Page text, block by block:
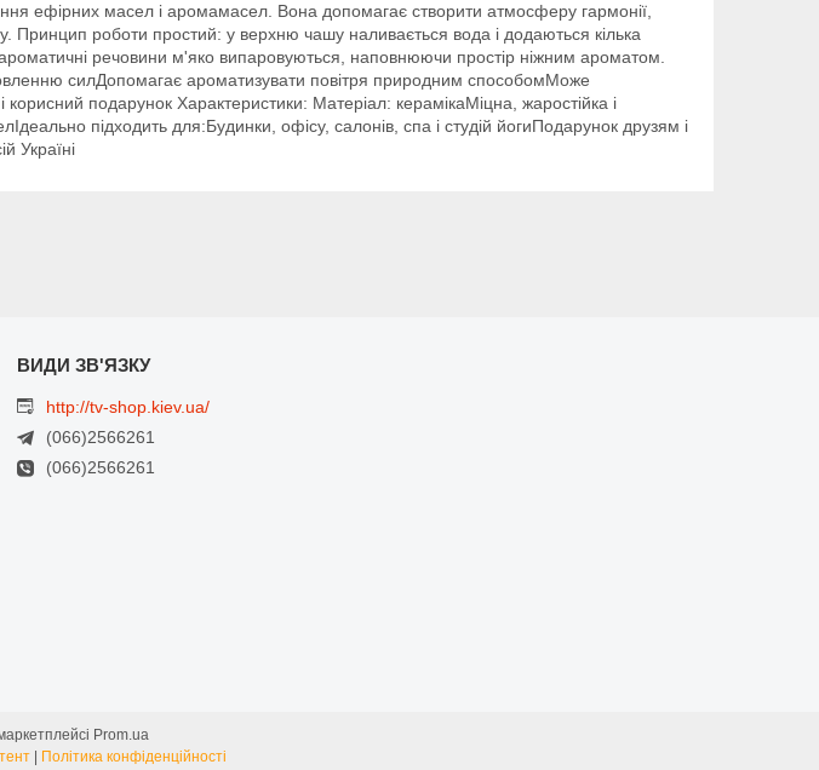
ефірних масел і аромамасел. Вона допомагає створити атмосферу гармонії,
Принцип роботи простий: у верхню чашу наливається вода і додаються кілька
ароматичні речовини м'яко випаровуються, наповнюючи простір ніжним ароматом.
силДопомагає ароматизувати повітря природним способомМоже
корисний подарунок Характеристики: Матеріал: керамікаМіцна, жаростійка і
підходить для:Будинки, офісу, салонів, спа і студій йогиПодарунок друзям і
Україні
http://tv-shop.kiev.ua/
(066)2566261
(066)2566261
Prom.ua
Політика конфіденційності